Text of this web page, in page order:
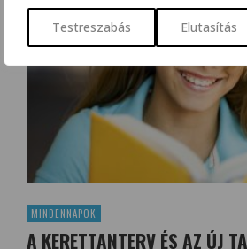
Testreszabás Elutasítás
MINDENNAPOK
A KERETTANTERV ÉS AZ ÚJ